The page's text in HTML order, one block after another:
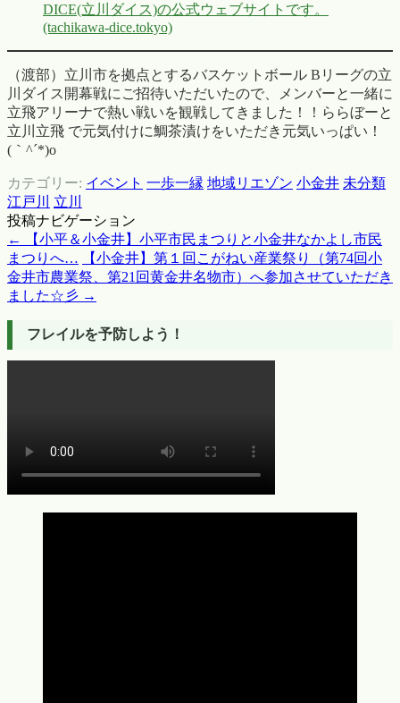
DICE(立川ダイス)の公式ウェブサイトです。
(tachikawa-dice.tokyo)
（渡部）立川市を拠点とするバスケットボール Bリーグの立
川ダイス開幕戦にご招待いただいたので、メンバーと一緒に
立飛アリーナで熱い戦いを観戦してきました！！ららぼーと
立川立飛 で元気付けに鯛茶漬けをいただき元気いっぱい！
(｀^´*)o
カテゴリー: イベント 一歩一縁 地域リエゾン 小金井 未分類
江戸川
立川
投稿ナビゲーション
←
【小平＆小金井】小平市民まつりと小金井なかよし市民
まつりへ…
【小金井】第１回こがねい産業祭り（第74回小
金井市農業祭、第21回黄金井名物市）へ参加させていただき
ました☆彡 →
フレイルを予防しよう！